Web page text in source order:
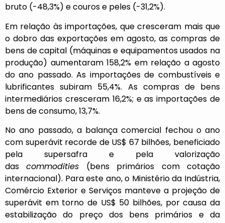
bruto (-48,3%) e couros e peles (-31,2%).
Em relação às importações, que cresceram mais que
o dobro das exportações em agosto, as compras de
bens de capital (máquinas e equipamentos usados na
produção) aumentaram 158,2% em relação a agosto
do ano passado. As importações de combustíveis e
lubrificantes subiram 55,4%. As compras de bens
intermediários cresceram 16,2%; e as importações de
bens de consumo, 13,7%.
No ano passado, a balança comercial fechou o ano
com superávit recorde de US$ 67 bilhões, beneficiado
pela supersafra e pela valorização
dascommodities (bens primários com cotação
internacional). Para este ano, o Ministério da Indústria,
Comércio Exterior e Serviços manteve a projeção de
superávit em torno de US$ 50 bilhões, por causa da
estabilização do preço dos bens primários e da